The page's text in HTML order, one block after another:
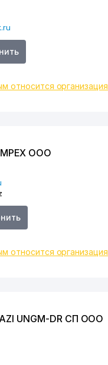
относится организация
ООО
относится организация
UNGM-DR СП ООО